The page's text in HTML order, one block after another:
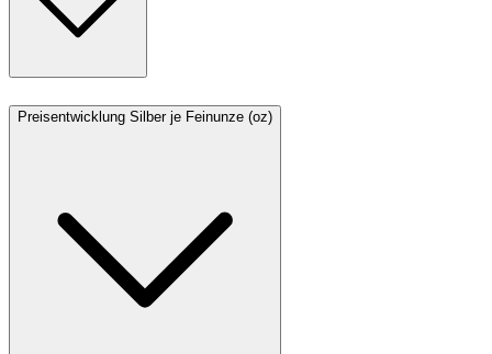
Preisentwicklung Silber je Feinunze (oz)